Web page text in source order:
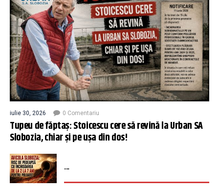
iulie 30, 2026 0 Comentariu
Tupeu de făptaș: Stoicescu cere să revină la Urban SA
Slobozia, chiar și pe ușa din dos!
...